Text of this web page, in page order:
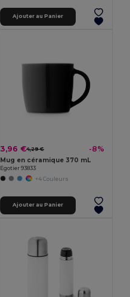
Ajouter au Panier
3,96 €4,29 € -8%
Mug en céramique 370 mL
Egotier 93833
+4 Couleurs
Ajouter au Panier